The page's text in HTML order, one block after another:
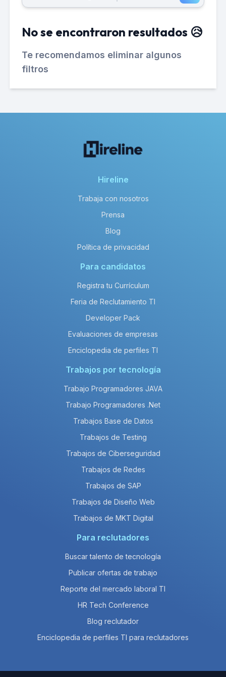
No se encontraron resultados 😥
Te recomendamos eliminar algunos
filtros
Hireline
Trabaja con nosotros
Prensa
Blog
Política de privacidad
Para candidatos
Registra tu Currículum
Feria de Reclutamiento TI
Developer Pack
Evaluaciones de empresas
Enciclopedia de perfiles TI
Trabajos por tecnología
Trabajo Programadores JAVA
Trabajo Programadores .Net
Trabajos Base de Datos
Trabajos de Testing
Trabajos de Ciberseguridad
Trabajos de Redes
Trabajos de SAP
Trabajos de Diseño Web
Trabajos de MKT Digital
Para reclutadores
Buscar talento de tecnología
Publicar ofertas de trabajo
Reporte del mercado laboral TI
HR Tech Conference
Blog reclutador
Enciclopedia de perfiles TI para reclutadores